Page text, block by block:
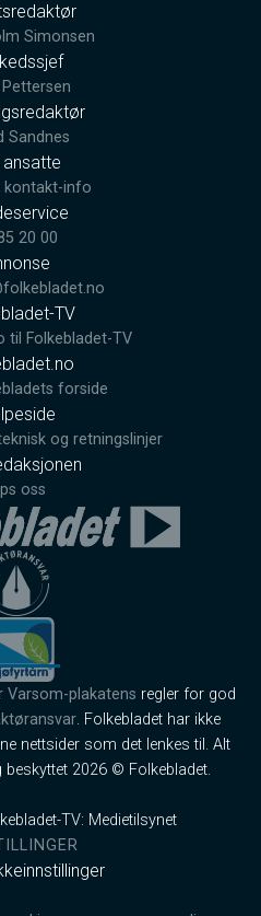
Simonsen
Pettersen
Sandnes
ansatte
kontakt-info
20 00
TV
til Folkebladet-TV
forside
og retningslinjer
oss
Varsom-plakatens regler for god
. Folkebladet har ikke
nettsider som det lenkes til. Alt
2026 © Folkebladet.
TV: Medietilsynet